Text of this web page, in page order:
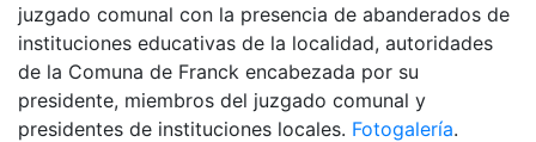
juzgado comunal con la presencia de abanderados de
instituciones educativas de la localidad, autoridades
de la Comuna de Franck encabezada por su
presidente, miembros del juzgado comunal y
presidentes de instituciones locales. Fotogalería.